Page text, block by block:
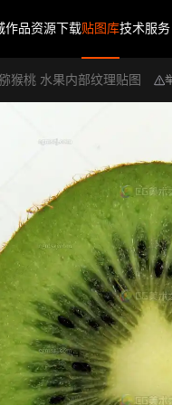
作品资源下载贴图库技术服务
猴桃 水果内部纹理贴图